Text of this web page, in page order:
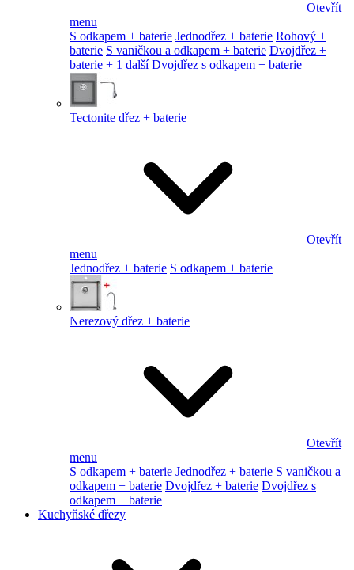
Otevřít
menu
S odkapem + baterie Jednodřez + baterie Rohový +
baterie S vaničkou a odkapem + baterie Dvojdřez +
baterie + 1 další Dvojdřez s odkapem + baterie
Tectonite dřez + baterie
Otevřít
menu
Jednodřez + baterie S odkapem + baterie
Nerezový dřez + baterie
Otevřít
menu
S odkapem + baterie Jednodřez + baterie S vaničkou a
odkapem + baterie Dvojdřez + baterie Dvojdřez s
odkapem + baterie
Kuchyňské dřezy